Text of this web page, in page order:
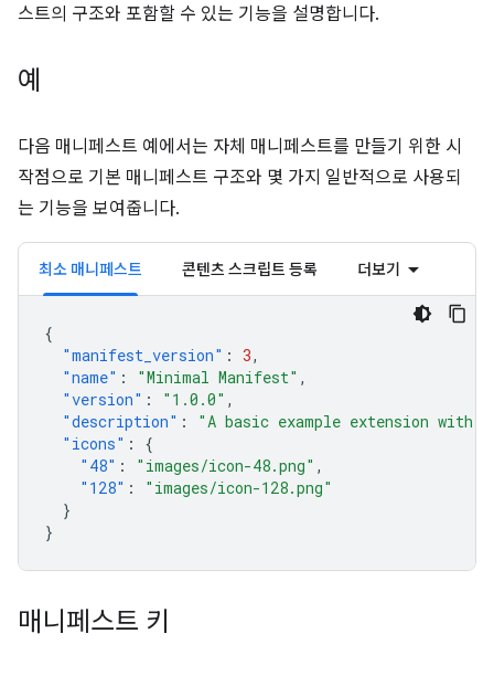
스트의 구조와 포함할 수 있는 기능을 설명합니다.
예
다음 매니페스트 예에서는 자체 매니페스트를 만들기 위한 시
작점으로 기본 매니페스트 구조와 몇 가지 일반적으로 사용되
는 기능을 보여줍니다.
최소 매니페스트 콘텐츠 스크립트 등록 더보기
{
"manifest_version" : 3,
"name" : "Minimal Manifest" ,
"version" : "1.0.0" ,
"description" :
"A basic example extension with
"icons" :
{
"48" : "images/icon-48.png" ,
"128" :
"images/icon-128.png"
}
}
매니페스트 키